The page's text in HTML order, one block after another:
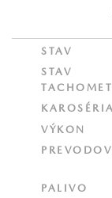
STAV
STAV
KAROSÉRIA
VÝKON
PALIVO